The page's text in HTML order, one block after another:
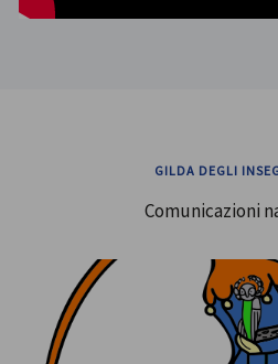
GILDA DEGLI
Comunicazioni